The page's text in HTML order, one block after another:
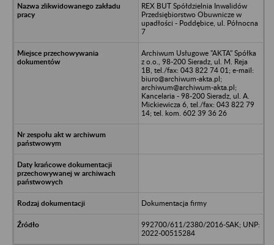
REX BUT Spółdzielnia Inwalidów
Przedsiębiorstwo Obuwnicze w
upadłości - Poddębice, ul. Północna
7
Archiwum Usługowe "AKTA" Spółka
z o.o., 98-200 Sieradz, ul. M. Reja
1B, tel./fax: 043 822 74 01; e-mail:
biuro@archiwum-akta.pl;
archiwum@archiwum-akta.pl;
Kancelaria - 98-200 Sieradz, ul. A.
Mickiewicza 6, tel./fax: 043 822 79
14; tel. kom. 602 39 36 26
Dokumentacja firmy
992700/611/2380/2016-SAK; UNP:
2022-00515284